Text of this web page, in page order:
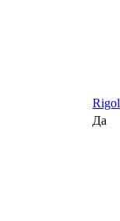
Rigol
Да